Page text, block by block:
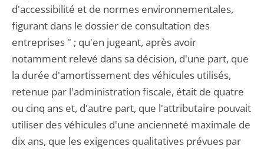
d'accessibilité et de normes environnementales,
figurant dans le dossier de consultation des
entreprises " ; qu'en jugeant, après avoir
notamment relevé dans sa décision, d'une part, que
la durée d'amortissement des véhicules utilisés,
retenue par l'administration fiscale, était de quatre
ou cinq ans et, d'autre part, que l'attributaire pouvait
utiliser des véhicules d'une ancienneté maximale de
dix ans, que les exigences qualitatives prévues par